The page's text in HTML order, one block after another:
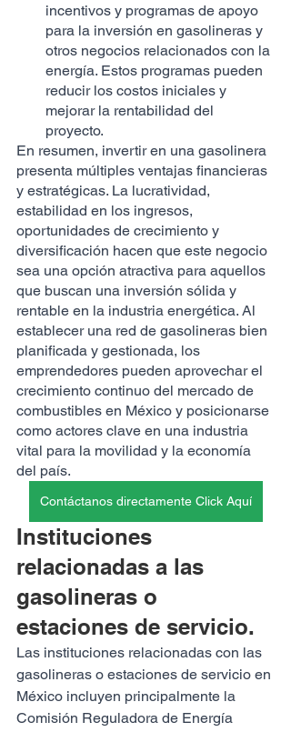
incentivos y programas de apoyo
para la inversión en gasolineras y
otros negocios relacionados con la
energía. Estos programas pueden
reducir los costos iniciales y
mejorar la rentabilidad del
proyecto.
En resumen, invertir en una gasolinera
presenta múltiples ventajas financieras
y estratégicas. La lucratividad,
estabilidad en los ingresos,
oportunidades de crecimiento y
diversificación hacen que este negocio
sea una opción atractiva para aquellos
que buscan una inversión sólida y
rentable en la industria energética. Al
establecer una red de gasolineras bien
planificada y gestionada, los
emprendedores pueden aprovechar el
crecimiento continuo del mercado de
combustibles en México y posicionarse
como actores clave en una industria
vital para la movilidad y la economía
del país.
Contáctanos directamente Click Aquí
Instituciones
relacionadas a las
gasolineras o
estaciones de servicio.
Las instituciones relacionadas con las
gasolineras o estaciones de servicio en
México incluyen principalmente la
Comisión Reguladora de Energía